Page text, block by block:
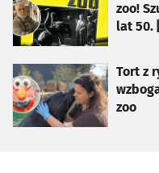
zoo!
lat 50.
Tort z
zoo
otworzy się w nowej